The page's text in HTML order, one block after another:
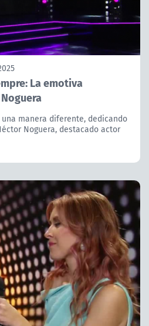
La emotiva
manera diferente, dedicando
Noguera, destacado actor